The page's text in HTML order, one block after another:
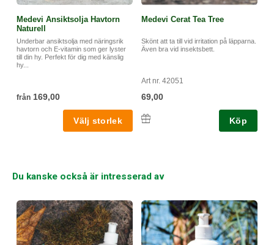
Medevi Ansiktsolja Havtorn
Naturell
Underbar ansiktsolja med näringsrik
havtorn och E-vitamin som ger lyster
till din hy. Perfekt för dig med känslig
hy...
från 169,00
Medevi Cerat Tea Tree
Skönt att ta till vid irritation på läpparna.
Även bra vid insektsbett.
Art nr. 42051
69,00
Köp
Du kanske också är intresserad av